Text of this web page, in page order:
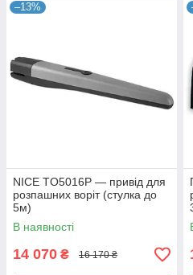
–13%
NICE TO5016P — привід для
розпашних воріт (стулка до
5м)
В наявності
14 070 ₴ 16 170 ₴